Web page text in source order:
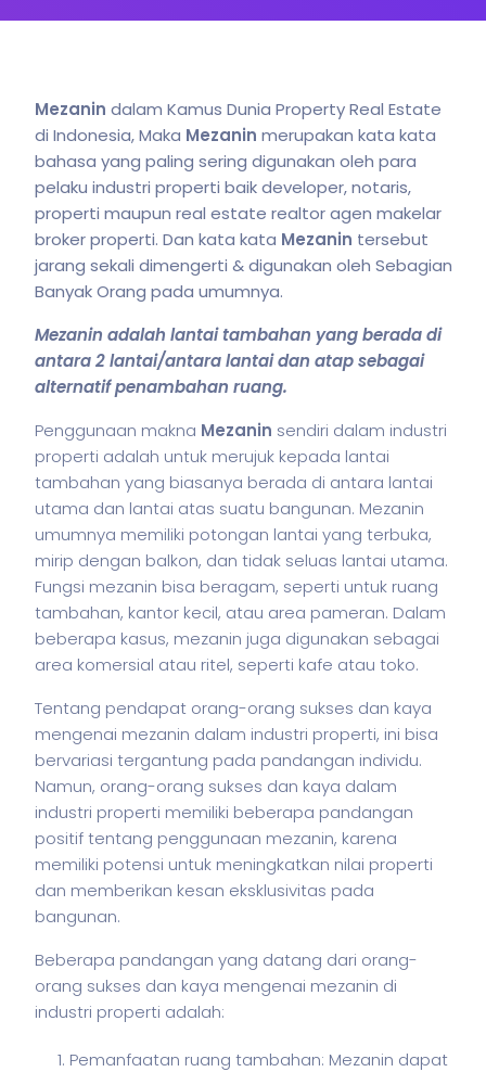
Mezanin dalam Kamus Dunia Property Real Estate
di Indonesia, Maka Mezanin merupakan kata kata
bahasa yang paling sering digunakan oleh para
pelaku industri properti baik developer, notaris,
properti maupun real estate realtor agen makelar
broker properti. Dan kata kata Mezanin tersebut
jarang sekali dimengerti & digunakan oleh Sebagian
Banyak Orang pada umumnya.
Mezanin adalah lantai tambahan yang berada di
antara 2 lantai/antara lantai dan atap sebagai
alternatif penambahan ruang.
Penggunaan makna Mezanin sendiri dalam industri
properti adalah untuk merujuk kepada lantai
tambahan yang biasanya berada di antara lantai
utama dan lantai atas suatu bangunan. Mezanin
umumnya memiliki potongan lantai yang terbuka,
mirip dengan balkon, dan tidak seluas lantai utama.
Fungsi mezanin bisa beragam, seperti untuk ruang
tambahan, kantor kecil, atau area pameran. Dalam
beberapa kasus, mezanin juga digunakan sebagai
area komersial atau ritel, seperti kafe atau toko.
Tentang pendapat orang-orang sukses dan kaya
mengenai mezanin dalam industri properti, ini bisa
bervariasi tergantung pada pandangan individu.
Namun, orang-orang sukses dan kaya dalam
industri properti memiliki beberapa pandangan
positif tentang penggunaan mezanin, karena
memiliki potensi untuk meningkatkan nilai properti
dan memberikan kesan eksklusivitas pada
bangunan.
Beberapa pandangan yang datang dari orang-
orang sukses dan kaya mengenai mezanin di
industri properti adalah:
Pemanfaatan ruang tambahan: Mezanin dapat